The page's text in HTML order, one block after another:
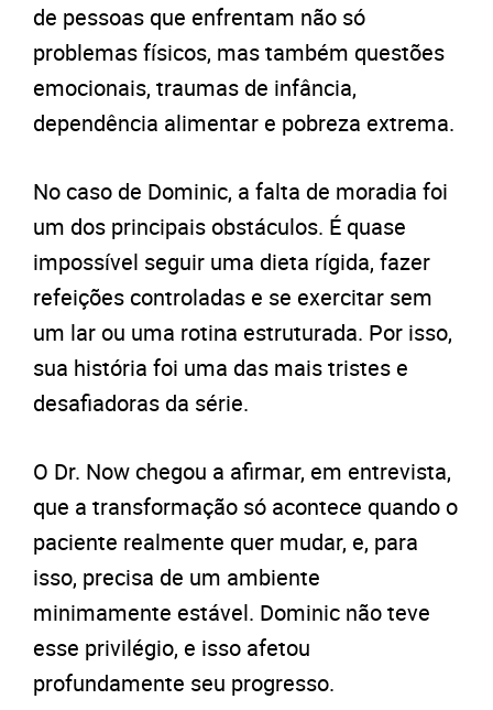
de pessoas que enfrentam não só
problemas físicos, mas também questões
emocionais, traumas de infância,
dependência alimentar e pobreza extrema.
No caso de Dominic, a falta de moradia foi
um dos principais obstáculos. É quase
impossível seguir uma dieta rígida, fazer
refeições controladas e se exercitar sem
um lar ou uma rotina estruturada. Por isso,
sua história foi uma das mais tristes e
desafiadoras da série.
O Dr. Now chegou a afirmar, em entrevista,
que a transformação só acontece quando o
paciente realmente quer mudar, e, para
isso, precisa de um ambiente
minimamente estável. Dominic não teve
esse privilégio, e isso afetou
profundamente seu progresso.